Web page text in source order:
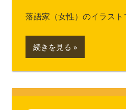
落語家（女性）のイラス
続きを見る